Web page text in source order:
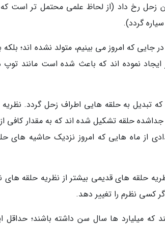
زحل رخ داد (از لحاظ علمی محتمل تر است
گردد).
که امروز می بینیم، متولد نشده اند؛ بلکه
ایجاد نموده اند که باعث شده است مانند
به حلقه هایی اطراف زحل گردد.
حلقه تشکیل شده اند که به مقدار کافی از
از ماه هایی که امروز نزدیک حاشیه های
حلقه های قدیمی بیشتر از نظریه حلقه های
کسی نظرم را تغییر دهد.
میلیارد ها سال سن داشته باشند؛ حداقل